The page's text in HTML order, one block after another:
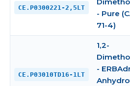
CE.P0300221-2,5LT
- Pure
71-4)
CE.P03010TD16-1LT
1,2-
-